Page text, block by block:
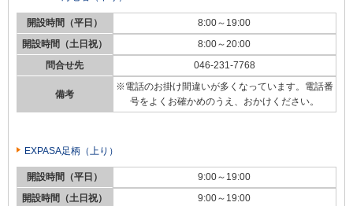
開設時間（平日）
8:00～19:00
開設時間（土日祝）
8:00～20:00
問合せ先
046-231-7768
備考
※電話のお掛け間違いが多くなっています。電話番
号をよくお確かめのうえ、おかけください。
EXPASA足柄（上り）
開設時間（平日）
9:00～19:00
開設時間（土日祝）
9:00～19:00